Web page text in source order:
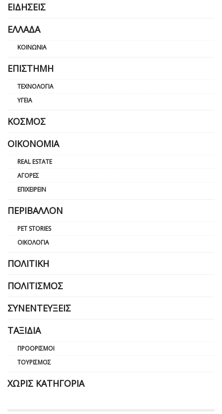
ΕΙΔΉΣΕΙΣ
ΕΛΛΆΔΑ
ΚΟΙΝΩΝΊΑ
ΕΠΙΣΤΉΜΗ
ΤΕΧΝΟΛΟΓΊΑ
ΥΓΕΊΑ
ΚΌΣΜΟΣ
ΟΙΚΟΝΟΜΊΑ
REAL ESTATE
ΑΓΟΡΈΣ
ΕΠΙΧΕΙΡΕΊΝ
ΠΕΡΙΒΆΛΛΟΝ
PET STORIES
ΟΙΚΟΛΟΓΊΑ
ΠΟΛΙΤΙΚΉ
ΠΟΛΙΤΙΣΜΌΣ
ΣΥΝΕΝΤΕΎΞΕΙΣ
ΤΑΞΊΔΙΑ
ΠΡΟΟΡΙΣΜΟΊ
ΤΟΥΡΙΣΜΌΣ
ΧΩΡΊΣ ΚΑΤΗΓΟΡΊΑ